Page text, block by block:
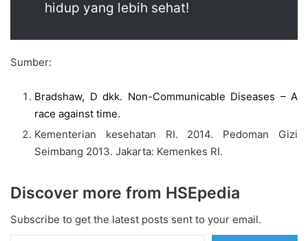
hidup yang lebih sehat!
Sumber:
Bradshaw, D dkk. Non-Communicable Diseases – A
race against time.
Kementerian kesehatan RI. 2014. Pedoman Gizi
Seimbang 2013. Jakarta: Kemenkes RI.
Discover more from HSEpedia
Subscribe to get the latest posts sent to your email.
Type your email…